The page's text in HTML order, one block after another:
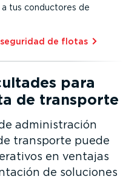
tus conductores de
de flotas
para
de transporte
adminis­tración
transporte puede
en ventajas
de soluciones